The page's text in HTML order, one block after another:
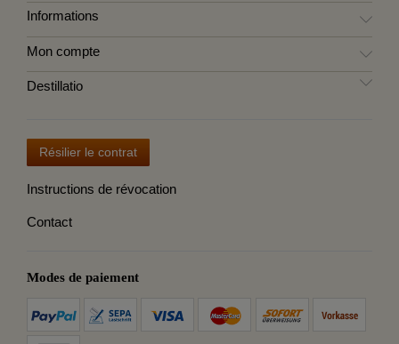
Informations
Mon compte
Destillatio
Résilier le contrat
Instructions de révocation
Contact
Modes de paiement